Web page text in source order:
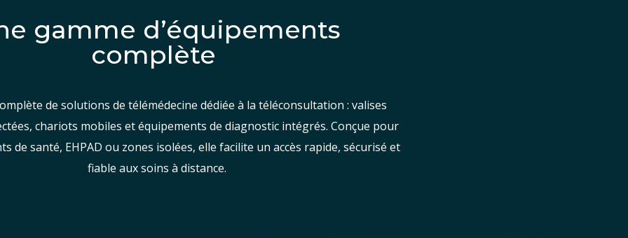
gamme d’équipements
complète
de solutions de télémédecine dédiée à la téléconsultation : valises
chariots mobiles et équipements de diagnostic intégrés. Conçue pour
de santé, EHPAD ou zones isolées, elle facilite un accès rapide, sécurisé et
fiable aux soins à distance.